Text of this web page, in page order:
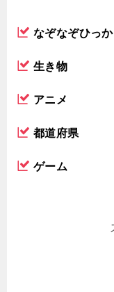
なぞなぞひっ
生き物
アニメ
都道府県
ゲーム